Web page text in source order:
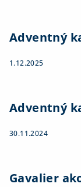
Adventný
1.12.2025
Adventný
30.11.2024
Gavalier